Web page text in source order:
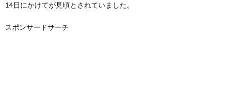
14日にかけてが見頃とされていました。
スポンサードサーチ